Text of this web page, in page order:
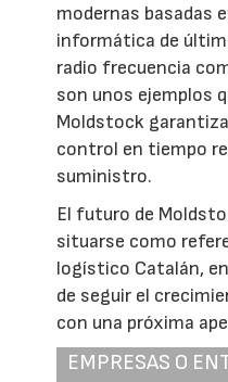
modernas basadas
informática de
radio frecuencia
son unos ejemplos
Moldstock
control en tiempo
suministro.
El futuro de
situarse como
logístico Catalán,
de seguir el
con una próxima
EMPRESAS O